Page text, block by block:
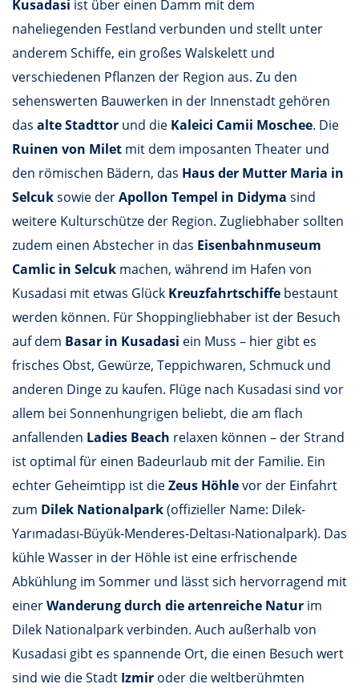
Kusadasi ist über einen Damm mit dem
naheliegenden Festland verbunden und stellt unter
anderem Schiffe, ein großes Walskelett und
verschiedenen Pflanzen der Region aus. Zu den
sehenswerten Bauwerken in der Innenstadt gehören
das alte Stadttor und die Kaleici Camii Moschee. Die
Ruinen von Milet mit dem imposanten Theater und
den römischen Bädern, das Haus der Mutter Maria in
Selcuksowie derApollon Tempel in Didyma sind
weitere Kulturschütze der Region. Zugliebhaber sollten
zudem einen Abstecher in das Eisenbahnmuseum
Camlic in Selcuk machen, während im Hafen von
Kusadasi mit etwas Glück Kreuzfahrtschiffe bestaunt
werden können. Für Shoppingliebhaber ist der Besuch
auf dem Basar in Kusadasi ein Muss – hier gibt es
frisches Obst, Gewürze, Teppichwaren, Schmuck und
anderen Dinge zu kaufen. Flüge nach Kusadasi sind vor
allem bei Sonnenhungrigen beliebt, die am flach
anfallenden Ladies Beach relaxen können – der Strand
ist optimal für einen Badeurlaub mit der Familie. Ein
echter Geheimtipp ist dieZeus Höhlevor der Einfahrt
zum Dilek Nationalpark(offizieller Name: Dilek-
Yarımadası-Büyük-Menderes-Deltası-Nationalpark). Das
kühle Wasser in der Höhle ist eine erfrischende
Abkühlung im Sommer und lässt sich hervorragend mit
einerWanderung durch die artenreiche Natur im
Dilek Nationalpark verbinden. Auch außerhalb von
Kusadasi gibt es spannende Ort, die einen Besuch wert
sind wie die Stadt Izmir oder die weltberühmten